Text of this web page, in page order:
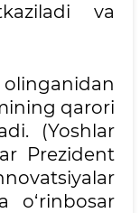
va
qarori
(Yoshlar
Prezident
o‘rinbosar